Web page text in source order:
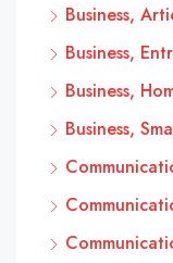
Business,
Business,
Business,
Business,